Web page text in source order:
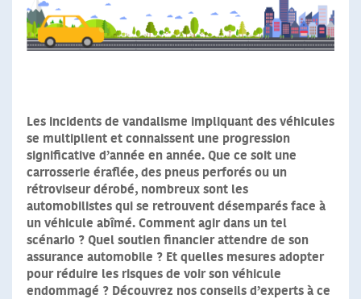
Les incidents de vandalisme impliquant des véhicules
se multiplient et connaissent une progression
significative d’année en année. Que ce soit une
carrosserie éraflée, des pneus perforés ou un
rétroviseur dérobé, nombreux sont les
automobilistes qui se retrouvent désemparés face à
un véhicule abîmé. Comment agir dans un tel
scénario ? Quel soutien financier attendre de son
assurance automobile ? Et quelles mesures adopter
pour réduire les risques de voir son véhicule
endommagé ? Découvrez nos conseils d’experts à ce